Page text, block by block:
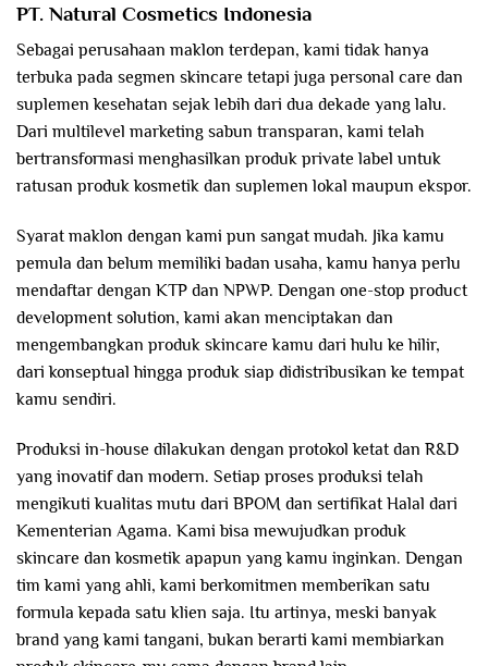
PT. Natural Cosmetics Indonesia
Sebagai perusahaan maklon terdepan, kami tidak hanya
terbuka pada segmen skincare tetapi juga personal care dan
suplemen kesehatan sejak lebih dari dua dekade yang lalu.
Dari multilevel marketing sabun transparan, kami telah
bertransformasi menghasilkan produk private label untuk
ratusan produk kosmetik dan suplemen lokal maupun ekspor.
Syarat maklon dengan kami pun sangat mudah. Jika kamu
pemula dan belum memiliki badan usaha, kamu hanya perlu
mendaftar dengan KTP dan NPWP. Dengan one-stop product
development solution, kami akan menciptakan dan
mengembangkan produk skincare kamu dari hulu ke hilir,
dari konseptual hingga produk siap didistribusikan ke tempat
kamu sendiri.
Produksi in-house dilakukan dengan protokol ketat dan R&D
yang inovatif dan modern. Setiap proses produksi telah
mengikuti kualitas mutu dari BPOM dan sertifikat Halal dari
Kementerian Agama. Kami bisa mewujudkan produk
skincare dan kosmetik apapun yang kamu inginkan. Dengan
tim kami yang ahli, kami berkomitmen memberikan satu
formula kepada satu klien saja. Itu artinya, meski banyak
brand yang kami tangani, bukan berarti kami membiarkan